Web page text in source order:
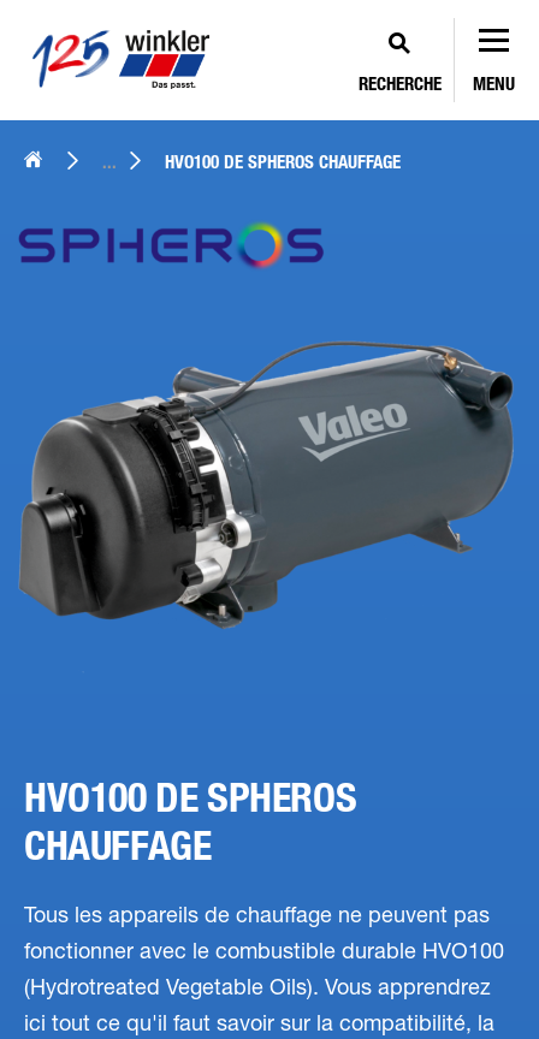
RECHERCHE MENU
... HVO100 DE SPHEROS CHAUFFAGE
HVO100 DE SPHEROS
CHAUFFAGE
Tous les appareils de chauffage ne peuvent pas
fonctionner avec le combustible durable HVO100
(Hydrotreated Vegetable Oils). Vous apprendrez
ici tout ce qu'il faut savoir sur la compatibilité, la